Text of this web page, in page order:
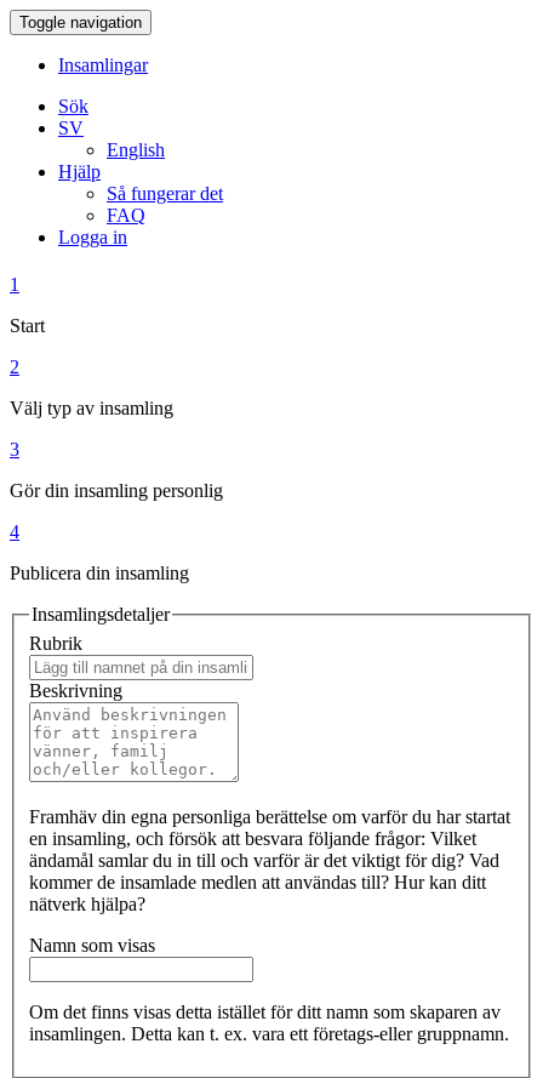
Toggle navigation
Insamlingar
Sök
SV
English
Hjälp
Så fungerar det
FAQ
Logga in
1
Start
2
Välj typ av insamling
3
Gör din insamling personlig
4
Publicera din insamling
Insamlingsdetaljer
Rubrik
Beskrivning
Framhäv din egna personliga berättelse om varför du har startat
en insamling, och försök att besvara följande frågor: Vilket
ändamål samlar du in till och varför är det viktigt för dig? Vad
kommer de insamlade medlen att användas till? Hur kan ditt
nätverk hjälpa?
Namn som visas
Om det finns visas detta istället för ditt namn som skaparen av
insamlingen. Detta kan t. ex. vara ett företags-eller gruppnamn.